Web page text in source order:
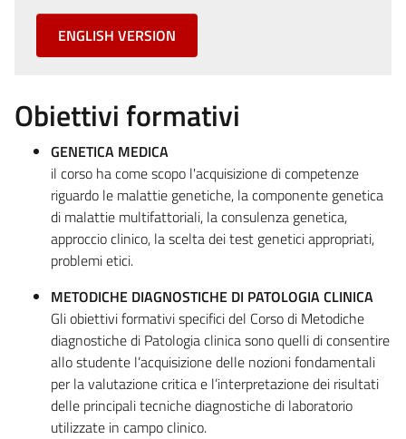
ENGLISH VERSION
Obiettivi formativi
GENETICA MEDICA
il corso ha come scopo l'acquisizione di competenze
riguardo le malattie genetiche, la componente genetica
di malattie multifattoriali, la consulenza genetica,
approccio clinico, la scelta dei test genetici appropriati,
problemi etici.
METODICHE DIAGNOSTICHE DI PATOLOGIA CLINICA
Gli obiettivi formativi specifici del Corso di Metodiche
diagnostiche di Patologia clinica sono quelli di consentire
allo studente l’acquisizione delle nozioni fondamentali
per la valutazione critica e l’interpretazione dei risultati
delle principali tecniche diagnostiche di laboratorio
utilizzate in campo clinico.